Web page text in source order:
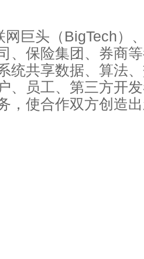
网巨头（BigTech）
、保险集团、券商
统共享数据、算法
、员工、第三方开
，使合作双方创造